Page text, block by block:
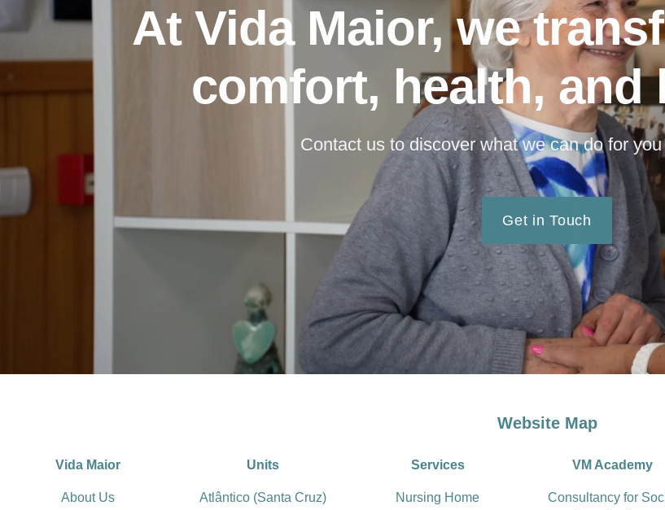
At Vida Maior, we
comfort, health, and
Contact us to discover what we can do for you
Get in Touch
Website Map
Vida Maior
About Us
Units
Atlântico (Santa Cruz)
Services
Nursing Home
VM Academy
Consultancy for